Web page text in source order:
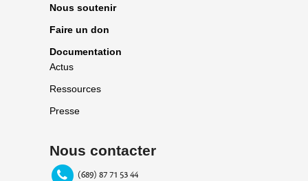
Nous soutenir
Faire un don
Documentation
Actus
Ressources
Presse
Nous contacter
(689) 87 71 53 44